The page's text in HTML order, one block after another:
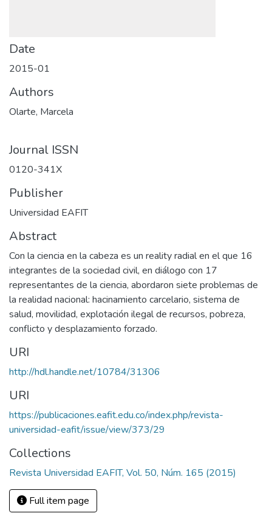
Date
2015-01
Authors
Olarte, Marcela
Journal ISSN
0120-341X
Publisher
Universidad EAFIT
Abstract
Con la ciencia en la cabeza es un reality radial en el que 16
integrantes de la sociedad civil, en diálogo con 17
representantes de la ciencia, abordaron siete problemas de
la realidad nacional: hacinamiento carcelario, sistema de
salud, movilidad, explotación ilegal de recursos, pobreza,
conflicto y desplazamiento forzado.
URI
http://hdl.handle.net/10784/31306
URI
https://publicaciones.eafit.edu.co/index.php/revista-
universidad-eafit/issue/view/373/29
Collections
Revista Universidad EAFIT, Vol. 50, Núm. 165 (2015)
Full item page